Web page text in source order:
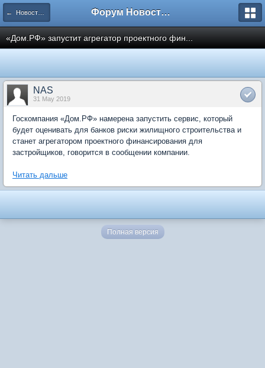
← Новости рынка недвижимости Форум Новостройки
«Дом.РФ» запустит агрегатор проектного фин...
NAS
31 May 2019
Госкомпания «Дом.РФ» намерена запустить сервис, который
будет оценивать для банков риски жилищного строительства и
станет агрегатором проектного финансирования для
застройщиков, говорится в сообщении компании.
Читать дальше
Полная версия